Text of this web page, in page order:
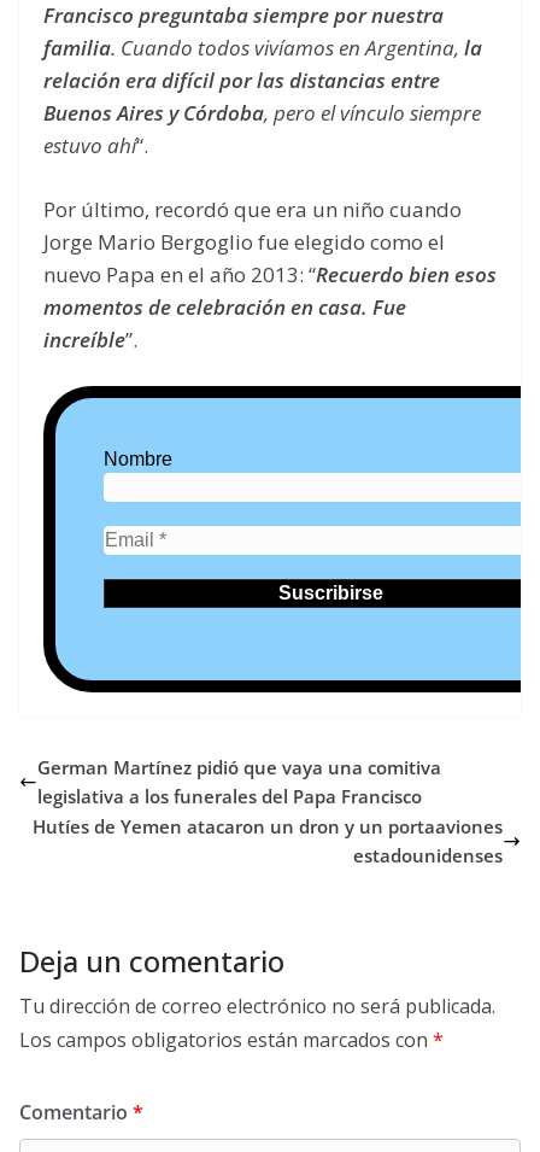
Francisco preguntaba siempre por nuestra
familia. Cuando todos vivíamos en Argentina, la
relación era difícil por las distancias entre
Buenos Aires y Córdoba, pero el vínculo siempre
estuvo ahí“.
Por último, recordó que era un niño cuando
Jorge Mario Bergoglio fue elegido como el
nuevo Papa en el año 2013: “Recuerdo bien esos
momentos de celebración en casa. Fue
increíble”.
Nombre
German Martínez pidió que vaya una comitiva
legislativa a los funerales del Papa Francisco
Hutíes de Yemen atacaron un dron y un portaaviones
estadounidenses
Deja un comentario
Tu dirección de correo electrónico no será publicada.
Los campos obligatorios están marcados con *
Comentario *